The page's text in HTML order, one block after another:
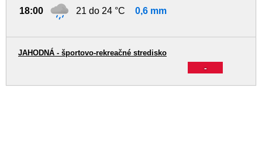
18:00 21 do 24 °C 0,6 mm
-
JAHODNÁ - športovo-rekreačné stredisko